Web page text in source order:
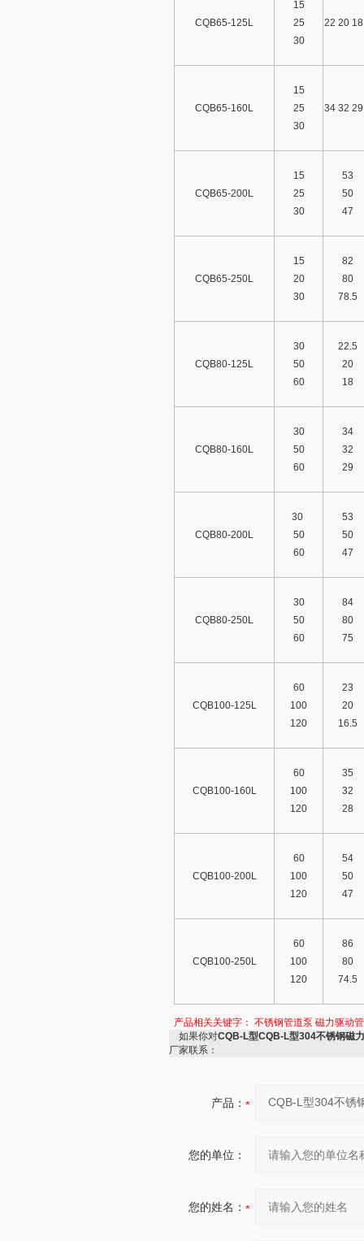
CQB65-125L
15
25
30
22 20
CQB65-160L
15
25
30
34 32
CQB65-200L
15
25
30
53
50
47
CQB65-250L
15
20
30
82
80
78.5
CQB80-125L
30
50
60
22.5
20
18
CQB80-160L
30
50
60
34
32
29
CQB80-200L
30
50
60
53
50
47
CQB80-250L
30
50
60
84
80
75
CQB100-125L
60
100
120
23
20
16.5
CQB100-160L
60
100
120
35
32
28
CQB100-200L
60
100
120
54
50
47
CQB100-250L
60
100
120
86
80
74.5
产品相关关键字： 不锈钢管道泵 磁力驱动
如果你对CQB-L型CQB-L型304不锈钢磁
厂家联系：
产品：
您的单位：
您的姓名：